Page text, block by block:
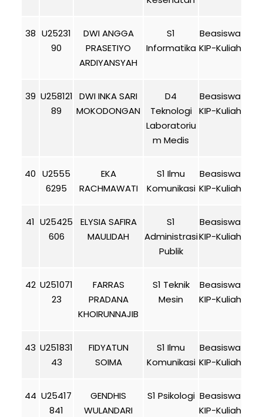
38 U25231
90
DWI ANGGA
PRASETIYO
ARDIYANSYAH
S1
Informatika
Beasiswa
KIP-Kuliah
39 U258121
89
DWI INKA SARI
MOKODONGAN
D4
Teknologi
Laboratoriu
m Medis
Beasiswa
KIP-Kuliah
40 U2555
6295
EKA
RACHMAWATI
S1 Ilmu
Komunikasi
Beasiswa
KIP-Kuliah
41 U25425
606
ELYSIA SAFIRA
MAULIDAH
S1
Administrasi
Publik
Beasiswa
KIP-Kuliah
42 U251071
23
FARRAS
PRADANA
KHOIRUNNAJIB
S1 Teknik
Mesin
Beasiswa
KIP-Kuliah
43 U251831
43
FIDYATUN
SOIMA
S1 Ilmu
Komunikasi
Beasiswa
KIP-Kuliah
44 U25417
841
GENDHIS
WULANDARI
S1 Psikologi Beasiswa
KIP-Kuliah